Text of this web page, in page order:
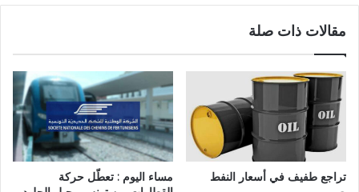
مقالات ذات صلة
تراجع طفيف في أسعار النفط
مساء اليوم : تعطّل حركة